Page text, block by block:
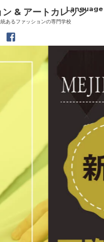
ン & アートカレッジ
あるファッションの専門学校
Language